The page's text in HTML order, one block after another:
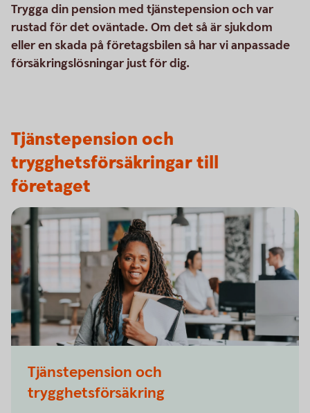
Trygga din pension med tjänstepension och var
rustad för det oväntade. Om det så är sjukdom
eller en skada på företagsbilen så har vi anpassade
försäkringslösningar just för dig.
Tjänstepension och
trygghetsförsäkringar till
företaget
Tjänstepension och
trygghetsförsäkring